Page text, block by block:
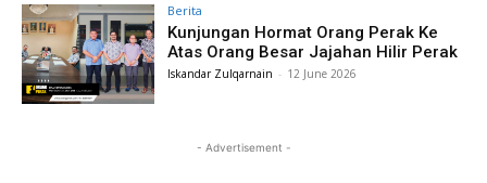
Berita
Kunjungan Hormat Orang Perak Ke
Atas Orang Besar Jajahan Hilir Perak
Iskandar Zulqarnain - 12 June 2026
- Advertisement -